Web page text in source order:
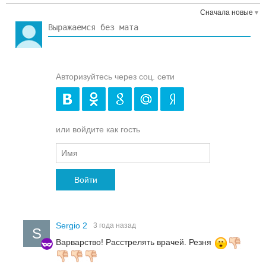
Сначала новые
Авторизуйтесь через соц. сети
или войдите как гость
Войти
S Sergio 2 3 года назад
Варварство! Расстрелять врачей. Резня